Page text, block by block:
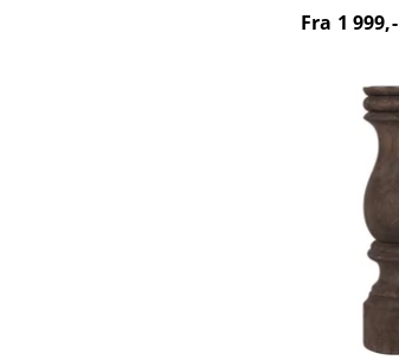
Fra 1 999,-